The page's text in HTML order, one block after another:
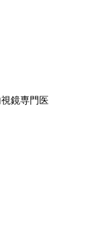
鏡専門医